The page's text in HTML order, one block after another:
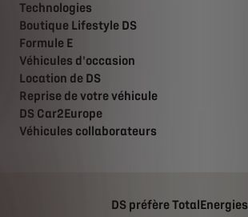
Technologies
Boutique Lifestyle DS
Formule E
Véhicules d'occasion
Location de DS
Reprise de votre véhicule
DS Car2Europe
Véhicules collaborateurs
DS préfère TotalEnergies